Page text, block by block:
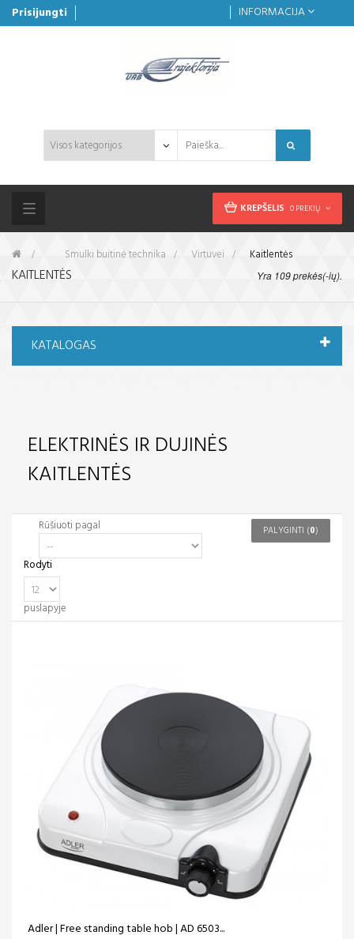
Prisijungti INFORMACIJA
KREPŠELIS 0 PREKIŲ
Toggle
navigation
&gt; Smulki buitinė technika > Virtuvei > Kaitlentės
KATALOGAS
KAITLENTĖS Yra 109 prekės(-ių).
ELEKTRINĖS IR DUJINĖS
KAITLENTĖS
Rūšiuoti pagal
Rodyti
puslapyje
PALYGINTI (0)
Adler | Free standing table hob | AD 6503...